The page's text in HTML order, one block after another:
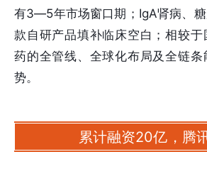
有3—5年市场窗口期；IgA肾病、
款自研产品填补临床空白；相较于
药的全管线、全球化布局及全链
势。
累计融资20亿，腾